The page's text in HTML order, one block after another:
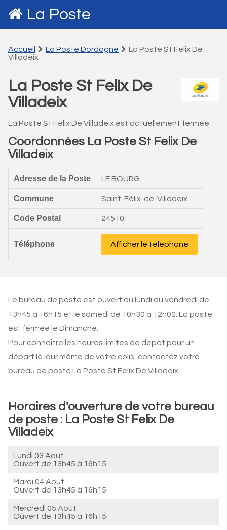
La Poste
Accueil La Poste Dordogne
La Poste St Felix De
Villadeix
La Poste St Felix De
Villadeix
La Poste St Felix De Villadeix est actuellement fermée.
Coordonnées La Poste St Felix De
Villadeix
Adresse de la Poste LE BOURG
Commune Saint-Félix-de-Villadeix
Code Postal 24510
Téléphone Afficher le téléphone
Le bureau de poste est ouvert du lundi au vendredi de
13h45 à 16h15 et le samedi de 10h30 à 12h00. La poste
est fermée le Dimanche.
Pour connaitre les heures limites de dépôt pour un
départ le jour même de votre colis, contactez votre
bureau de poste La Poste St Felix De Villadeix.
Horaires d'ouverture de votre bureau
de poste : La Poste St Felix De
Villadeix
Lundi 03 Aout
Ouvert de 13h45 à 16h15
Mardi 04 Aout
Ouvert de 13h45 à 16h15
Mercredi 05 Aout
Ouvert de 13h45 à 16h15